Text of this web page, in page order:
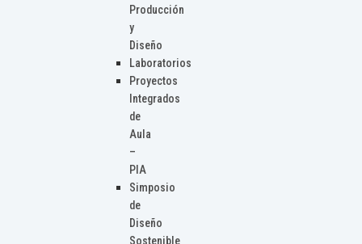
Producción
y
Diseño
Laboratorios
Proyectos
Integrados
de
Aula
–
PIA
Simposio
de
Diseño
Sostenible